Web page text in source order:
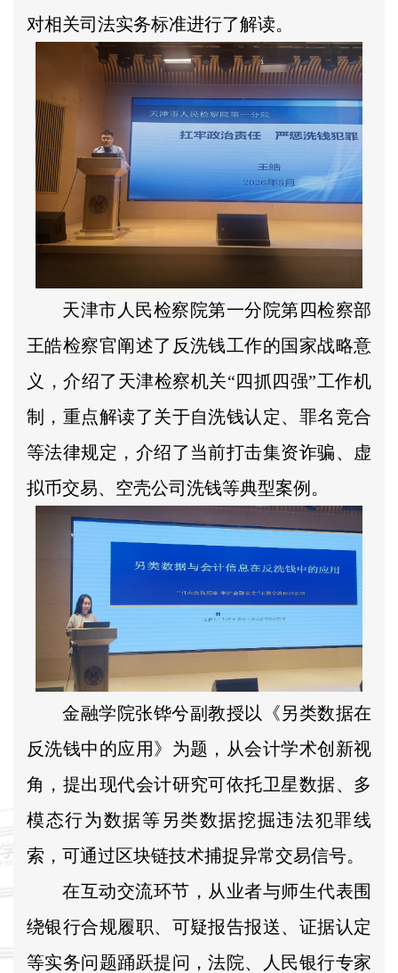
对相关司法实务标准进行了解读。
天津市人民检察院第一分院第四检察部
王皓检察官阐述了反洗钱工作的国家战略意
义，介绍了天津检察机关“四抓四强”工作机
制，重点解读了关于自洗钱认定、罪名竞合
等法律规定，介绍了当前打击集资诈骗、虚
拟币交易、空壳公司洗钱等典型案例。
金融学院张铧兮副教授以《另类数据在
反洗钱中的应用》为题，从会计学术创新视
角，提出现代会计研究可依托卫星数据、多
模态行为数据等另类数据挖掘违法犯罪线
索，可通过区块链技术捕捉异常交易信号。
在互动交流环节，从业者与师生代表围
绕银行合规履职、可疑报告报送、证据认定
等实务问题踊跃提问，法院、人民银行专家